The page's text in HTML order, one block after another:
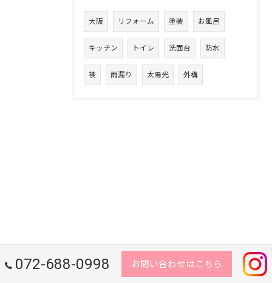
大阪 リフォーム 塗装 お風呂
キッチン トイレ 洗面台 防水
襖 雨漏り 太陽光 外構
072-688-0998 お問い合わせはこちら